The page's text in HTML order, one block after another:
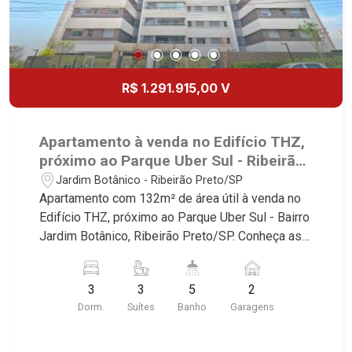
Nova Aliança, Boulevard, Higienópolis, Sumaré,
Jardim América, Alto do Ipê, Jardim Irajá, Royal
Park, Jardim Califórnia, Quinta da Primavera,
Bonfim Paulista, Vila Seixas, Jardim Paulista,
Jardim Paulistano, Lagoinha, Ribeirânia, Nova
Ribeirânia, Jardim Macedo, Jardim São Luiz,
Recreio das Acácias, Jardim Ana Maria, San
Marco, Vila Romana, Bosque dos Juritis, Jardim
dos Guaporés e Bella Città Residencial e
Industrial. Avenida João Fiúsa, 1051 - Alto da Boa
Vista | Ribeirão Preto
R$ 1.291.915,00 V
Apartamento à venda no Edifício THZ,
próximo ao Parque Uber Sul - Ribeirão
Preto/SP.
Jardim Botânico - Ribeirão Preto/SP
Apartamento com 132m² de área útil à venda no
Edifício THZ, próximo ao Parque Uber Sul - Bairro
Jardim Botânico, Ribeirão Preto/SP. Conheça as
Imobiliária selecionou para você: - 132m² de área
útil - 3 suítes - Sala 2 ambientes - Lavabo -
Cozinha - Área de serviço - Banheiro de serviço -
3
Dorm.
3
Suítes
5
Banho
2
Garagens